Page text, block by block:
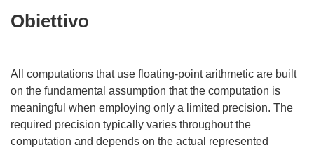
Obiettivo
All computations that use floating-point arithmetic are built
on the fundamental assumption that the computation is
meaningful when employing only a limited precision. The
required precision typically varies throughout the
computation and depends on the actual represented